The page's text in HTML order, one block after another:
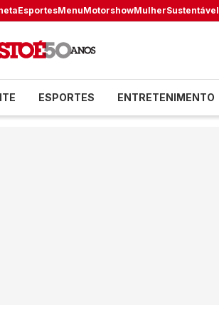
EsportesMenuMotorshowMulherSustentável
ESPORTES ENTRETENIMENTO